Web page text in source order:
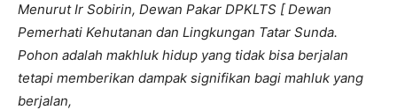
Menurut Ir Sobirin, Dewan Pakar DPKLTS [ Dewan
Pemerhati Kehutanan dan Lingkungan Tatar Sunda.
Pohon adalah makhluk hidup yang tidak bisa berjalan
tetapi memberikan dampak signifikan bagi mahluk yang
berjalan,